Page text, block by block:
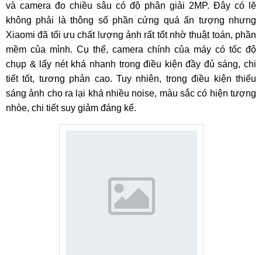
và camera đo chiều sâu có độ phân giải 2MP. Đây có lẽ
không phải là thông số phần cứng quá ấn tượng nhưng
Xiaomi đã tối ưu chất lượng ảnh rất tốt nhờ thuật toán, phần
mềm của mình. Cụ thể, camera chính của máy có tốc độ
chụp & lấy nét khá nhanh trong điều kiện đầy đủ sáng, chi
tiết tốt, tương phản cao. Tuy nhiên, trong điều kiện thiếu
sáng ảnh cho ra lại khá nhiều noise, màu sắc có hiện tượng
nhòe, chi tiết suy giảm đáng kể.